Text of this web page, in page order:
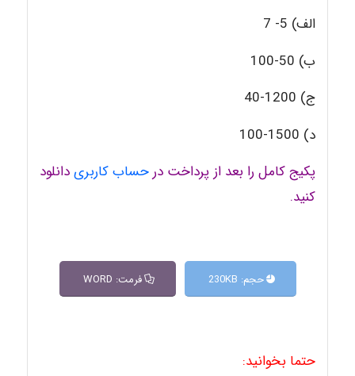
الف) 5- 7
ب) 50-100
ج) 1200-40
د) 1500-100
پکیج کامل را بعد از پرداخت درحساب کاربریدانلود
کنید.
حجم: 230KB فرمت: WORD
حتما بخوانید: